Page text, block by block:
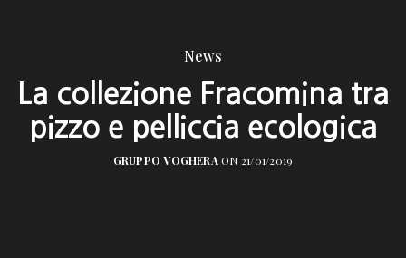
News
La collezione Fracomina tra
pizzo e pelliccia ecologica
GRUPPO VOGHERAON 21/01/2019